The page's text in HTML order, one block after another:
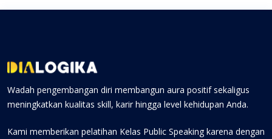
Wadah pengembangan diri membangun aura positif sekaligus
meningkatkan kualitas skill, karir hingga level kehidupan Anda.
Kami memberikan pelatihan Kelas Public Speaking karena dengan